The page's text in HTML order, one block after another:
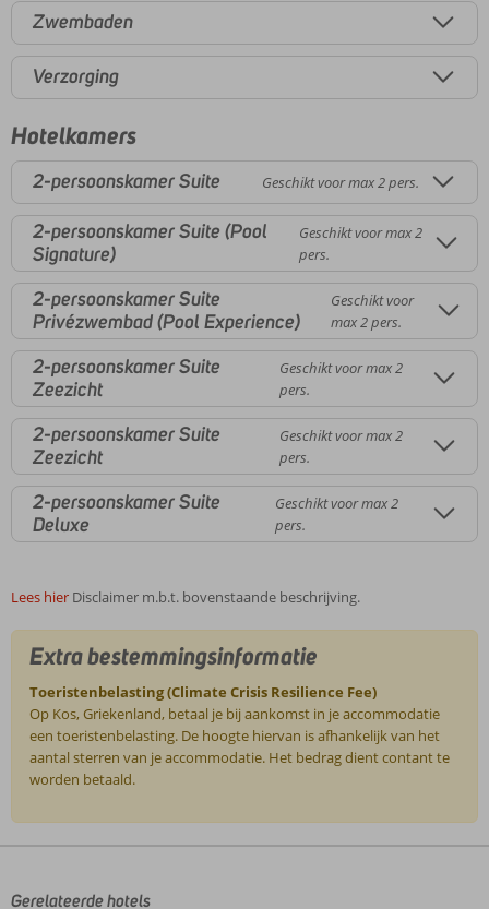
Zwembaden
Verzorging
Hotelkamers
2-persoonskamer Suite Geschikt voor max 2 pers.
2-persoonskamer Suite (Pool
Signature)
Geschikt voor max 2
pers.
2-persoonskamer Suite
Privézwembad (Pool Experience)
Geschikt voor
max 2 pers.
2-persoonskamer Suite
Zeezicht
Geschikt voor max 2
pers.
2-persoonskamer Suite
Zeezicht
Geschikt voor max 2
pers.
2-persoonskamer Suite
Deluxe
Geschikt voor max 2
pers.
Lees hier Disclaimer m.b.t. bovenstaande beschrijving.
Extra bestemmingsinformatie
Toeristenbelasting (Climate Crisis Resilience Fee)
Op Kos, Griekenland, betaal je bij aankomst in je accommodatie
een toeristenbelasting. De hoogte hiervan is afhankelijk van het
aantal sterren van je accommodatie. Het bedrag dient contant te
worden betaald.
door
Gerelateerde hotels